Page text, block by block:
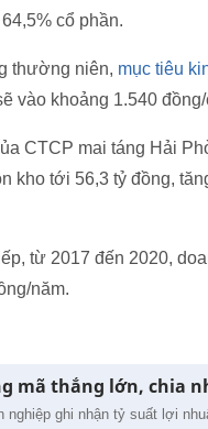
cổ phần.
thường niên, mục tiêu
vào khoảng 1.540
CTCP mai táng Hải
kho tới 56,3 tỷ đồng,
từ 2017 đến 2020,
năm.
mã thắng lớn, chia
nghiệp ghi nhận tỷ suất lợi